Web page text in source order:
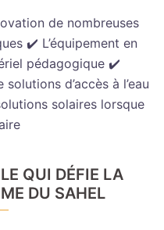
de nombreuses
✔️ L’équipement en
pédagogique ✔️
d’accès à l’eau
solaires lorsque
QUI DÉFIE LA
DU SAHEL